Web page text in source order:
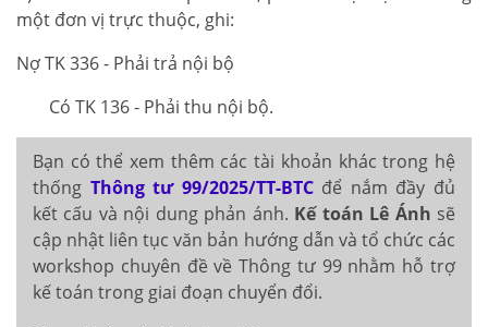
một đơn vị trực thuộc, ghi:
Nợ TK 336 - Phải trả nội bộ
Có TK 136 - Phải thu nội bộ.
Bạn có thể xem thêm các tài khoản khác trong hệ
thống Thông tư 99/2025/TT-BTCđể nắm đầy đủ
kết cấu và nội dung phản ánh. Kế toán Lê Ánh sẽ
cập nhật liên tục văn bản hướng dẫn và tổ chức các
workshop chuyên đề về Thông tư 99 nhằm hỗ trợ
kế toán trong giai đoạn chuyển đổi.